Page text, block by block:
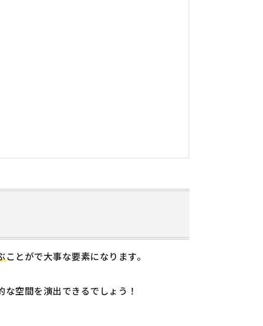
ことがで大事な要素になります。
空間を演出できるでしょう！